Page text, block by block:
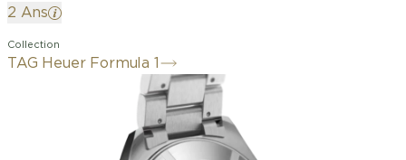
2 Ans
Collection
TAG Heuer Formula 1
Cette montre à quartz classique à trois
aiguilles pour homme possède un
cadran soleillé bleu, dont le 6 et le 12
sont surdimensionnés. Inspirée de la